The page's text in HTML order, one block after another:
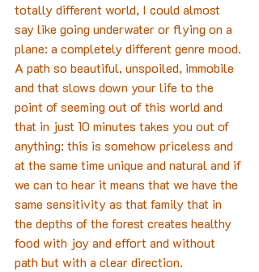
totally different world, I could almost
say like going underwater or flying on a
plane: a completely different genre mood.
A path so beautiful, unspoiled, immobile
and that slows down your life to the
point of seeming out of this world and
that in just 10 minutes takes you out of
anything: this is somehow priceless and
at the same time unique and natural and if
we can to hear it means that we have the
same sensitivity as that family that in
the depths of the forest creates healthy
food with joy and effort and without
path but with a clear direction.